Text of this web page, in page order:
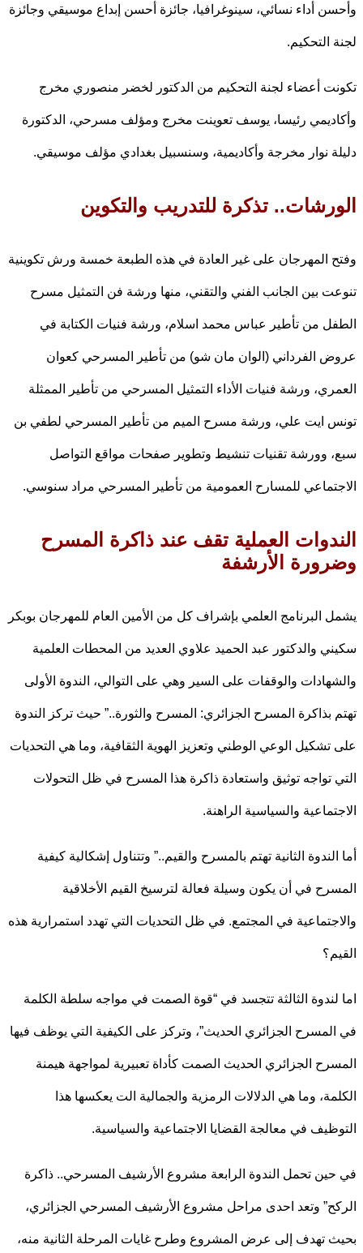
أداء نسائي، سينوغرافيا، جائزة أحسن إبداع موسيقي وجائزة
التحكيم.
أعضاء لجنة التحكيم من الدكتور لخضر منصوري مخرج
رئيسا، يوسف تعوينت مخرج ومؤلف مسرحي، الدكتورة
نوار مخرجة وأكاديمية، وسنسبيل بغدادي مؤلف موسيقي.
تذكرة للتدريب والتكوين
المهرجان على غير العادة في هذه الطبعة خمسة ورش تكوينية
بين الجانب الفني والتقني، منها ورشة فن التمثيل مسرح
من تأطير عباس محمد اسلام، ورشة فنيات الكتابة في
الفرداني (الوان مان شو) من تأطير المسرحي كعوان
ورشة فنيات الأداء التمثيل المسرحي من تأطير الممثلة
ايت علي، ورشة مسرح الميم من تأطير المسرحي لطفي بن
وورشة تقنيات تنشيط وتطوير صفحات مواقع التواصل
للمسارح العمومية من تأطير المسرحي مراد سنوسي.
العملية تقف عند ذاكرة المسرح
الأرشفة
البرنامج العلمي بإشراف كل من الأمين العام للمهرجان بوبكر
والدكتور عبد الحميد علاوي العديد من المحطات العلمية
والوقفات على السير وهي على التوالي، الندوة الأولى
بذاكرة المسرح الجزائري: المسرح والثورة..” حيث تركز الندوة
الوعي الوطني وتعزيز الهوية الثقافية، وما هي التحديات
تواجه توثيق واستعادة ذاكرة هذا المسرح في ظل التحولات
والسياسية الراهنة.
الثانية تهتم بالمسرح والقيم..” وتتناول إشكالية كيفية
في أن يكون وسيلة فعالة لترسيخ القيم الأخلاقية
في المجتمع. في ظل التحديات التي تهدد استمرارية هذه
لندوة الثالثة تتجسد في “قوة الصمت في مواجه سلطة الكلمة
الجزائري الحديث”، وتركز على الكيفية التي يوظف فيها
الجزائري الحديث الصمت كأداة تعبيرية لمواجهة هيمنة
وما هي الدلالات الرمزية والجمالية الت يعكسها هذا
في معالجة القضايا الاجتماعية والسياسية.
تحمل الندوة الرابعة مشروع الأرشيف المسرحي.. ذاكرة
وتعد احدى مراحل مشروع الأرشيف المسرحي الجزائري،
تهدف إلى عرض المشروع وطرح غايات المرحلة الثانية منه،